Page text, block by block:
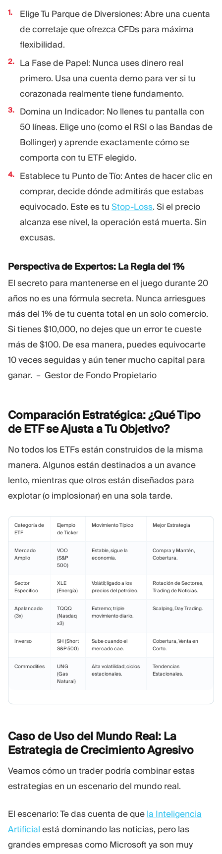
Elige Tu Parque de Diversiones: Abre una cuenta
de corretaje que ofrezca CFDs para máxima
flexibilidad.
La Fase de Papel: Nunca uses dinero real
primero. Usa una cuenta demo para ver si tu
corazonada realmente tiene fundamento.
Domina un Indicador: No llenes tu pantalla con
50 líneas. Elige uno (como el RSI o las Bandas de
Bollinger) y aprende exactamente cómo se
comporta con tu ETF elegido.
Establece tu Punto de Tío: Antes de hacer clic en
comprar, decide dónde admitirás que estabas
equivocado. Este es tu Stop-Loss. Si el precio
alcanza ese nivel, la operación está muerta. Sin
excusas.
Perspectiva de Expertos: La Regla del 1%
El secreto para mantenerse en el juego durante 20
años no es una fórmula secreta. Nunca arriesgues
más del 1% de tu cuenta total en un solo comercio.
Si tienes $10,000, no dejes que un error te cueste
más de $100. De esa manera, puedes equivocarte
10 veces seguidas y aún tener mucho capital para
ganar. – Gestor de Fondo Propietario
Comparación Estratégica: ¿Qué Tipo
de ETF se Ajusta a Tu Objetivo?
No todos los ETFs están construidos de la misma
manera. Algunos están destinados a un avance
lento, mientras que otros están diseñados para
explotar (o implosionar) en una sola tarde.
Categoría de
ETF
Ejemplo
de Ticker
Movimiento Típico Mejor Estrategia
Mercado
Amplio
VOO
(S&P
500)
Estable, sigue la
economía.
Compra y Mantén,
Cobertura.
Sector
Específico
XLE
(Energía)
Volátil; ligado a los
precios del petróleo.
Rotación de Sectores,
Trading de Noticias.
Apalancado
(3x)
TQQQ
(Nasdaq
x3)
Extremo; triple
movimiento diario.
Scalping, Day Trading.
Inverso
SH (Short
S&P 500)
Sube cuando el
mercado cae.
Cobertura, Venta en
Corto.
Commodities
UNG
(Gas
Natural)
Alta volatilidad; ciclos
estacionales.
Tendencias
Estacionales.
Caso de Uso del Mundo Real: La
Estrategia de CrecimientoAgresivo
Veamos cómo un trader podría combinar estas
estrategias en un escenario del mundo real.
El escenario: Te das cuenta de que la Inteligencia
Artificial está dominando las noticias, pero las
grandes empresas como Microsoft ya son muy